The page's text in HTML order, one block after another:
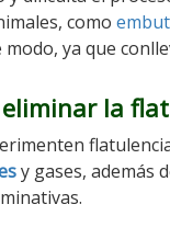
como
ya que
la
y gases, además